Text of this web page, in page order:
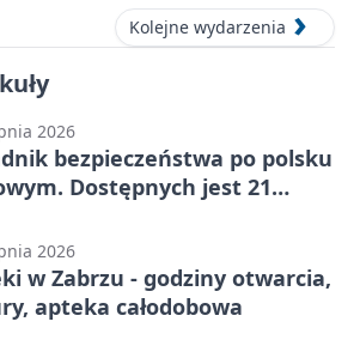
Kolejne wydarzenia
2026
bezpieczeństwa po polsku
Dostępnych jest 21
2026
w Zabrzu - godziny otwarcia,
apteka całodobowa